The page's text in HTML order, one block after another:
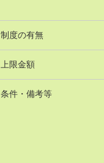
制度の有無
上限金額
条件・備考等